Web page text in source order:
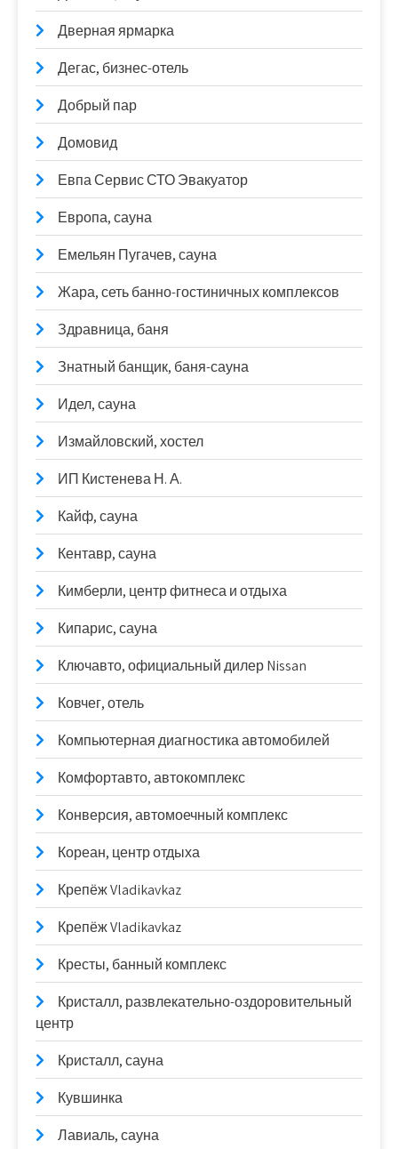
Дверная ярмарка
Дегас, бизнес-отель
Добрый пар
Домовид
Евпа Сервис СТО Эвакуатор
Европа, сауна
Емельян Пугачев, сауна
Жара, сеть банно-гостиничных комплексов
Здравница, баня
Знатный банщик, баня-сауна
Идел, сауна
Измайловский, хостел
ИП Кистенева Н. А.
Кайф, сауна
Кентавр, сауна
Кимберли, центр фитнеса и отдыха
Кипарис, сауна
Ключавто, официальный дилер Nissan
Ковчег, отель
Компьютерная диагностика автомобилей
Комфортавто, автокомплекс
Конверсия, автомоечный комплекс
Кореан, центр отдыха
Крепёж Vladikavkaz
Крепёж Vladikavkaz
Кресты, банный комплекс
Кристалл, развлекательно-оздоровительный
центр
Кристалл, сауна
Кувшинка
Лавиаль, сауна